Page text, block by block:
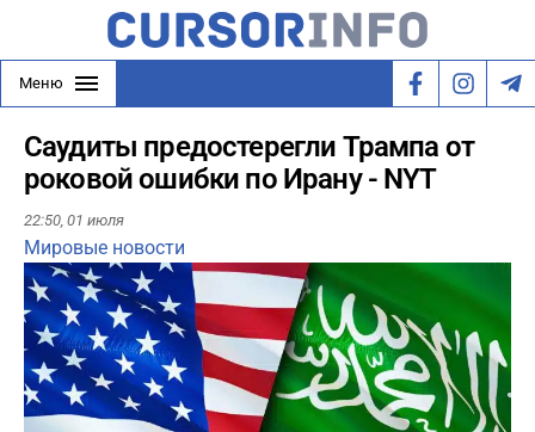
Меню
Саудиты предостерегли Трампа от
роковой ошибки по Ирану - NYT
22:50, 01 июля
Мировые новости